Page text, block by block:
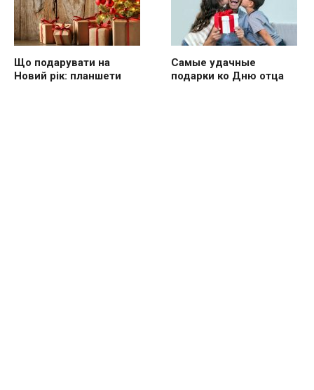
Що подарувати на
Новий рік: планшети
Самые удачные
подарки ко Дню отца